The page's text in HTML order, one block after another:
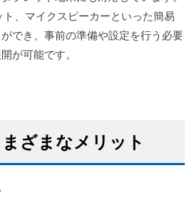
、マイクスピーカーといった簡易
でき、事前の準備や設定を行う必要
が可能です。
ざまなメリット